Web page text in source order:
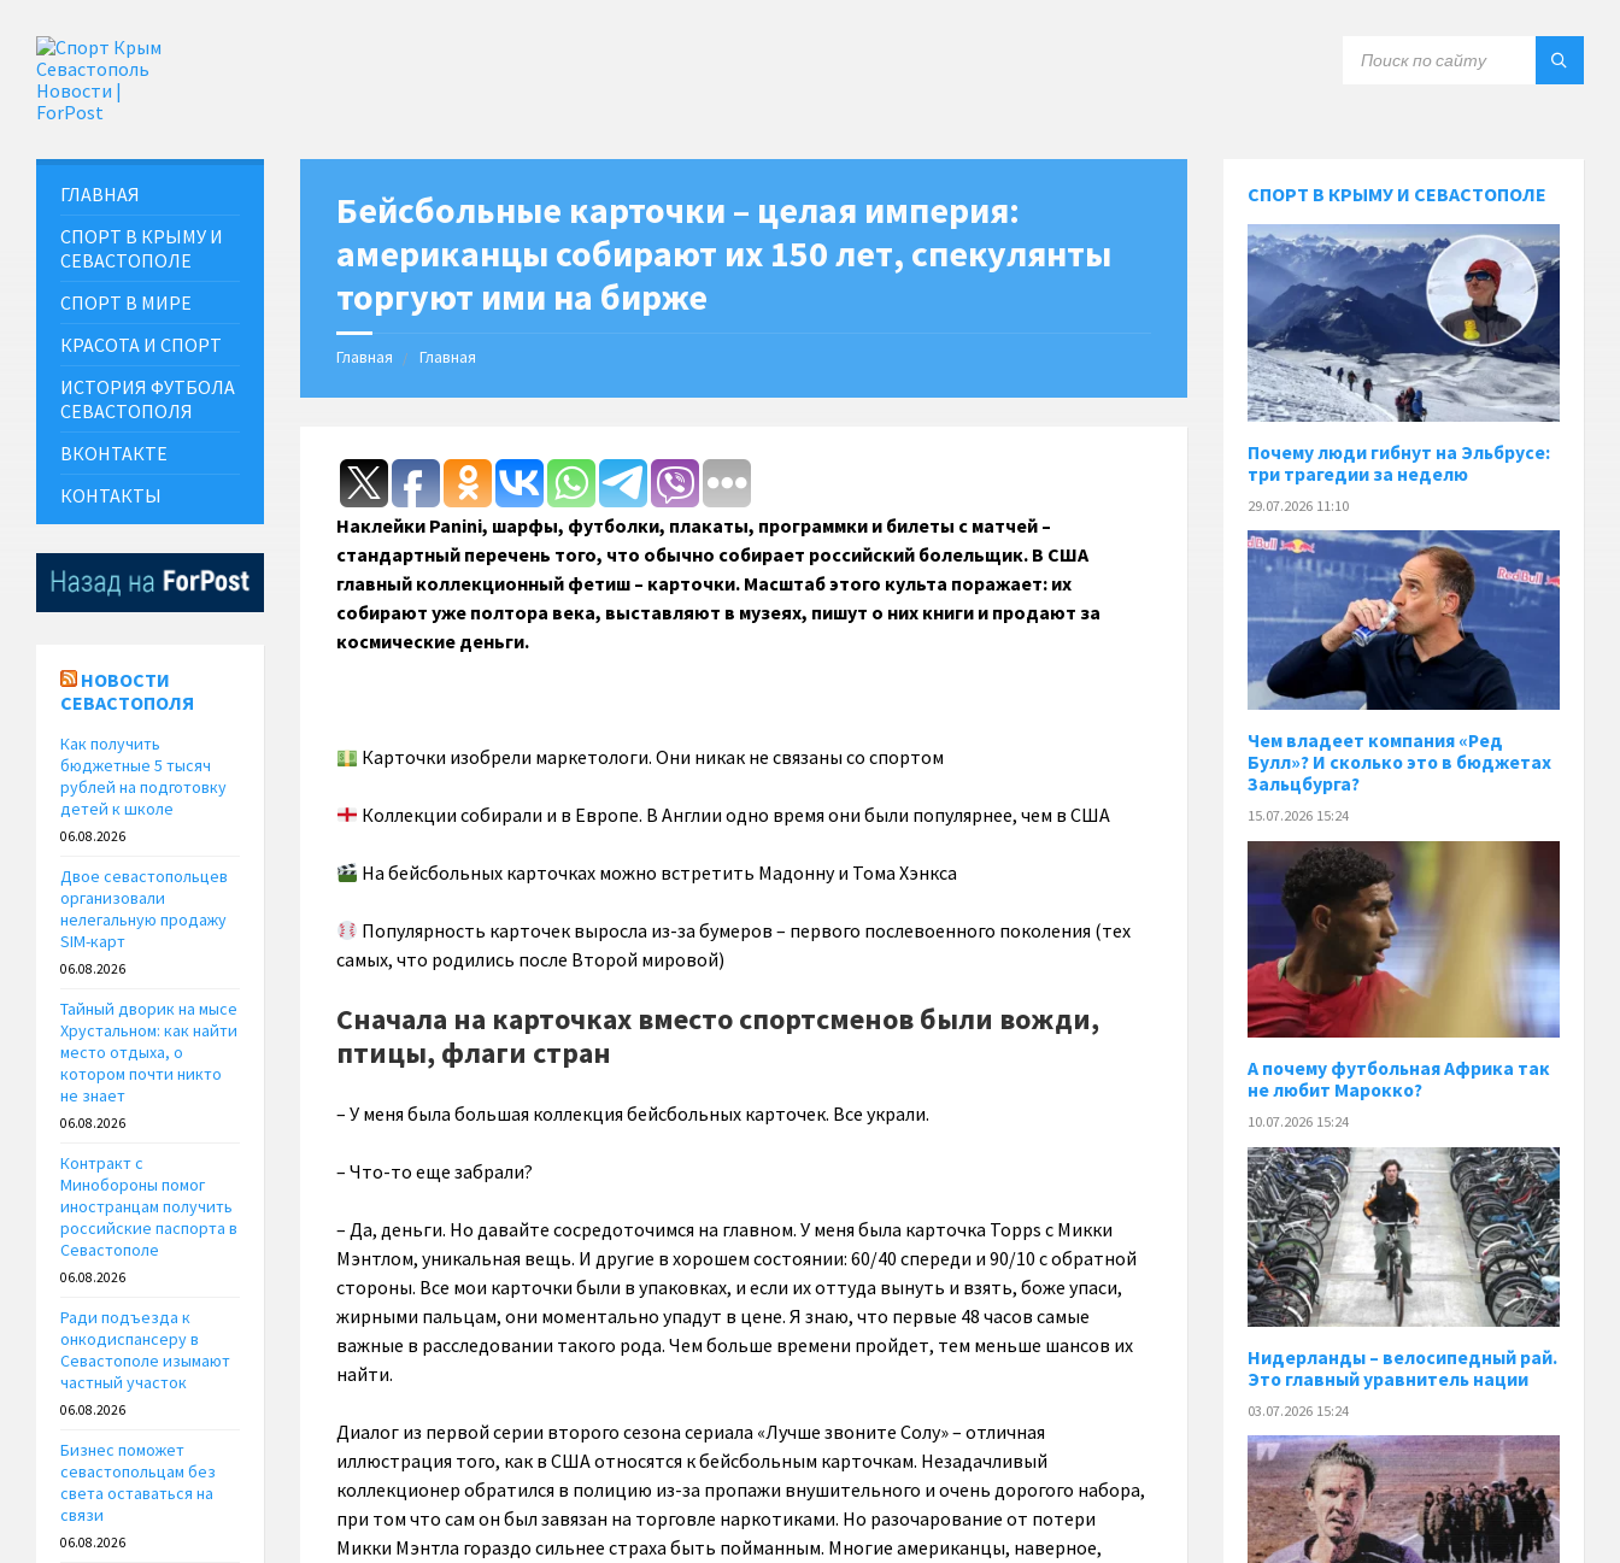
Бейсбольные карточки – целая империя:
американцы собирают их 150 лет, спекулянты
торгуют ими на бирже
Главная Главная
Наклейки Panini, шарфы, футболки, плакаты, программки и билеты с матчей –
стандартный перечень того, что обычно собирает российский болельщик. В США
главный коллекционный фетиш – карточки. Масштаб этого культа поражает: их
собирают уже полтора века, выставляют в музеях, пишут о них книги и продают за
космические деньги.
Карточки изобрели маркетологи. Они никак не связаны со спортом
Коллекции собирали и в Европе. В Англии одно время они были популярнее, чем в США
На бейсбольных карточках можно встретить Мадонну и Тома Хэнкса
Популярность карточек выросла из-за бумеров – первого послевоенного поколения (тех
самых, что родились после Второй мировой)
Сначала на карточках вместо спортсменов были вожди,
птицы, флаги стран
– У меня была большая коллекция бейсбольных карточек. Все украли.
– Что-то еще забрали?
– Да, деньги. Но давайте сосредоточимся на главном. У меня была карточка Topps с Микки
Мэнтлом, уникальная вещь. И другие в хорошем состоянии: 60/40 спереди и 90/10 с обратной
стороны. Все мои карточки были в упаковках, и если их оттуда вынуть и взять, боже упаси,
жирными пальцам, они моментально упадут в цене. Я знаю, что первые 48 часов самые
важные в расследовании такого рода. Чем больше времени пройдет, тем меньше шансов их
найти.
Диалог из первой серии второго сезона сериала «Лучше звоните Солу» – отличная
иллюстрация того, как в США относятся к бейсбольным карточкам. Незадачливый
коллекционер обратился в полицию из-за пропажи внушительного и очень дорогого набора,
при том что сам он был завязан на торговле наркотиками. Но разочарование от потери
Микки Мэнтла гораздо сильнее страха быть пойманным. Многие американцы, наверное,
ГЛАВНАЯ
СПОРТ В КРЫМУ И
СЕВАСТОПОЛЕ
СПОРТ В МИРЕ
КРАСОТА И СПОРТ
ИСТОРИЯ ФУТБОЛА
СЕВАСТОПОЛЯ
ВКОНТАКТЕ
КОНТАКТЫ
НОВОСТИ
СЕВАСТОПОЛЯ
Как получить
бюджетные 5 тысяч
рублей на подготовку
детей к школе
06.08.2026
Двое севастопольцев
организовали
нелегальную продажу
SIM-карт
06.08.2026
Тайный дворик на мысе
Хрустальном: как найти
место отдыха, о
котором почти никто
не знает
06.08.2026
Контракт с
Минобороны помог
иностранцам получить
российские паспорта в
Севастополе
06.08.2026
Ради подъезда к
онкодиспансеру в
Севастополе изымают
частный участок
06.08.2026
Бизнес поможет
севастопольцам без
света оставаться на
связи
06.08.2026
СПОРТ В КРЫМУ И СЕВАСТОПОЛЕ
Почему люди гибнут на Эльбрусе:
три трагедии за неделю
29.07.2026 11:10
Чем владеет компания «Ред
Булл»? И сколько это в бюджетах
Зальцбурга?
15.07.2026 15:24
А почему футбольная Африка так
не любит Марокко?
10.07.2026 15:24
Нидерланды – велосипедный рай.
Это главный уравнитель нации
03.07.2026 15:24